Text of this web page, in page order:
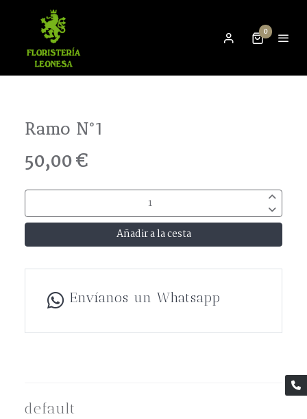
0
Ramo Nº1
50,00 €
Añadir a la cesta
Envíanos un Whatsapp
default